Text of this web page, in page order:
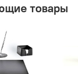
товары